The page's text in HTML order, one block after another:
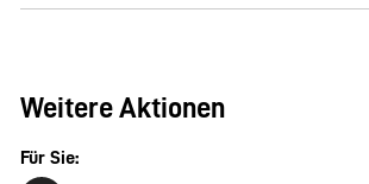
Weitere Aktionen
Für Sie: